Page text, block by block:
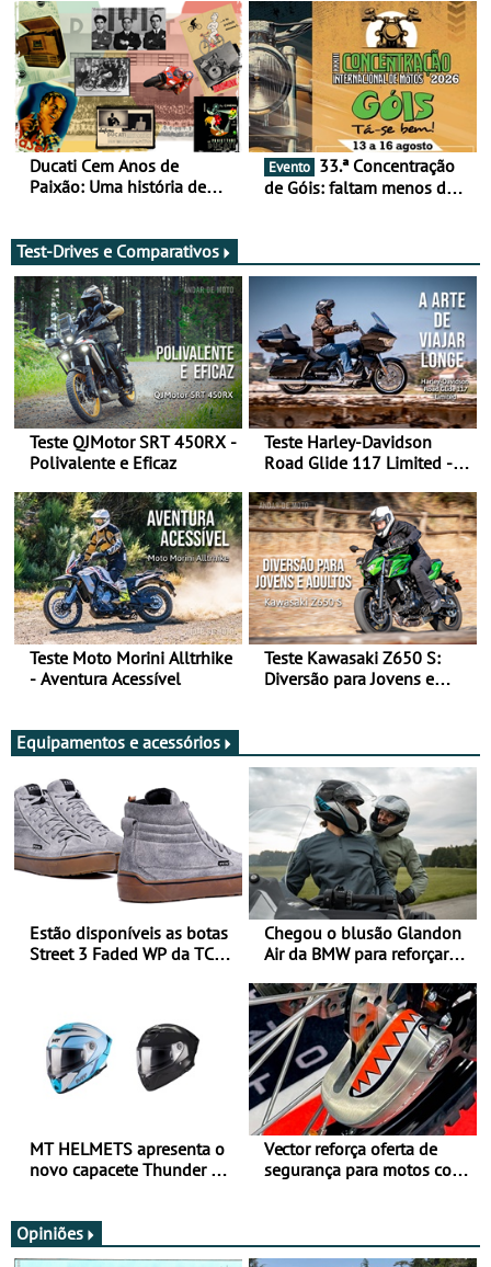
moto elétrica
Ducati Cem Anos de
Paixão: Uma história de
Evento
de Góis: faltam menos de
Test-Drives e Comparativos
Teste QJMotor SRT 450RX -
Polivalente e Eficaz
Teste Harley-Davidson
Road Glide 117 Limited - A
Teste Moto Morini Alltrhike
- Aventura Acessível
Teste Kawasaki Z650 S:
Diversão para Jovens e
Equipamentos e acessórios
Estão disponíveis as botas
Street 3 Faded WP da TCX
Chegou o blusão Glandon
Air da BMW para reforçar
verão
MT HELMETS apresenta o
novo capacete Thunder 4 R
Vector reforça oferta de
segurança para motos com
Opiniões